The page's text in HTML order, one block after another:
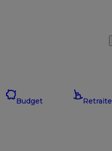
Budget Retraite